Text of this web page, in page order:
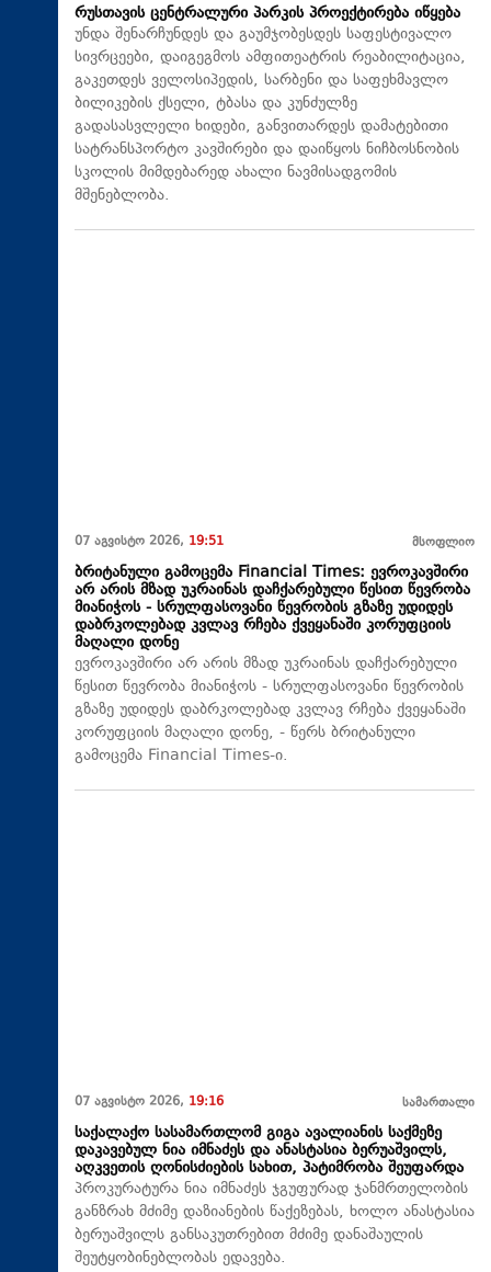
რუსთავის ცენტრალური პარკის პროექტირება იწყება
უნდა შენარჩუნდეს და გაუმჯობესდეს საფესტივალო
სივრცეები, დაიგეგმოს ამფითეატრის რეაბილიტაცია,
გაკეთდეს ველოსიპედის, სარბენი და საფეხმავლო
ბილიკების ქსელი, ტბასა და კუნძულზე
გადასასვლელი ხიდები, განვითარდეს დამატებითი
სატრანსპორტო კავშირები და დაიწყოს ნიჩბოსნობის
სკოლის მიმდებარედ ახალი ნავმისადგომის
მშენებლობა.
07 აგვისტო 2026, 19:51 მსოფლიო
ბრიტანული გამოცემა Financial Times: ევროკავშირი
არ არის მზად უკრაინას დაჩქარებული წესით წევრობა
მიანიჭოს - სრულფასოვანი წევრობის გზაზე უდიდეს
დაბრკოლებად კვლავ რჩება ქვეყანაში კორუფციის
მაღალი დონე
ევროკავშირი არ არის მზად უკრაინას დაჩქარებული
წესით წევრობა მიანიჭოს - სრულფასოვანი წევრობის
გზაზე უდიდეს დაბრკოლებად კვლავ რჩება ქვეყანაში
კორუფციის მაღალი დონე, - წერს ბრიტანული
გამოცემა Financial Times-ი.
07 აგვისტო 2026, 19:16 სამართალი
საქალაქო სასამართლომ გიგა ავალიანის საქმეზე
დაკავებულ ნია იმნაძეს და ანასტასია ბერუაშვილს,
აღკვეთის ღონისძიების სახით, პატიმრობა შეუფარდა
პროკურატურა ნია იმნაძეს ჯგუფურად ჯანმრთელობის
განზრახ მძიმე დაზიანების წაქეზებას, ხოლო ანასტასია
ბერუაშვილს განსაკუთრებით მძიმე დანაშაულის
შეუტყობინებლობას ედავება.